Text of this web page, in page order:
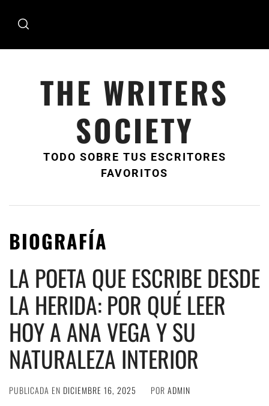
THE WRITERS
SOCIETY
TODO SOBRE TUS ESCRITORES
FAVORITOS
BIOGRAFÍA
LA POETA QUE ESCRIBE DESDE
LA HERIDA: POR QUÉ LEER
HOY A ANA VEGA Y SU
NATURALEZA INTERIOR
PUBLICADA EN DICIEMBRE 16, 2025 POR ADMIN